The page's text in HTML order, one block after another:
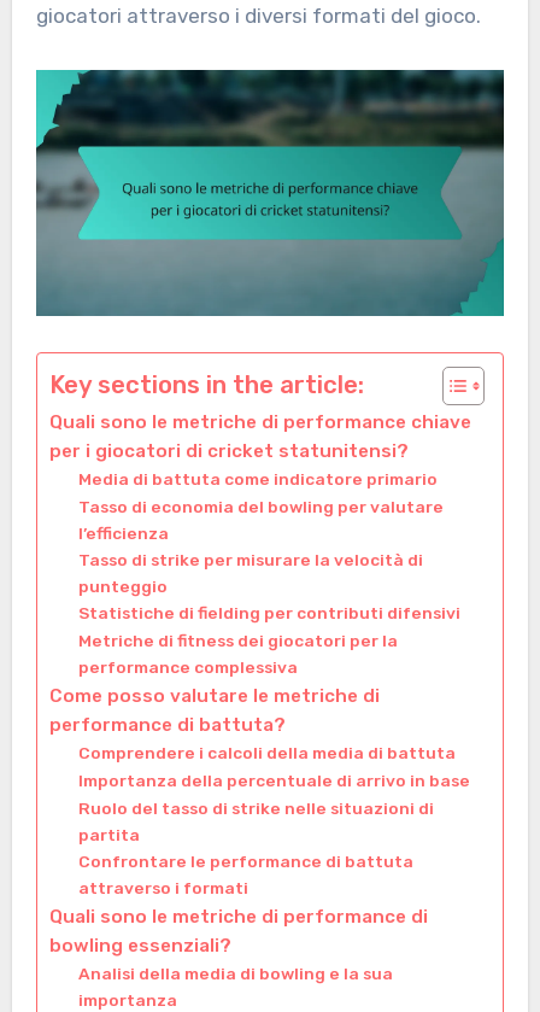
giocatori attraverso i diversi formati del gioco.
Key sections in the article:
Quali sono le metriche di performance chiave
per i giocatori di cricket statunitensi?
Media di battuta come indicatore primario
Tasso di economia del bowling per valutare
l’efficienza
Tasso di strike per misurare la velocità di
punteggio
Statistiche di fielding per contributi difensivi
Metriche di fitness dei giocatori per la
performance complessiva
Come posso valutare le metriche di
performance di battuta?
Comprendere i calcoli della media di battuta
Importanza della percentuale di arrivo in base
Ruolo del tasso di strike nelle situazioni di
partita
Confrontare le performance di battuta
attraverso i formati
Quali sono le metriche di performance di
bowling essenziali?
Analisi della media di bowling e la sua
importanza